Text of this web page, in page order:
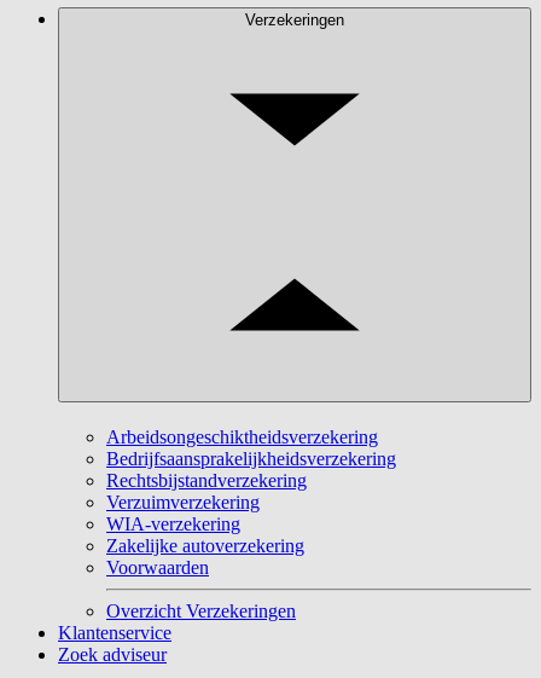
Verzekeringen
Arbeidsongeschiktheidsverzekering
Bedrijfsaansprakelijkheidsverzekering
Rechtsbijstandverzekering
Verzuimverzekering
WIA-verzekering
Zakelijke autoverzekering
Voorwaarden
Overzicht Verzekeringen
Klantenservice
Zoek adviseur